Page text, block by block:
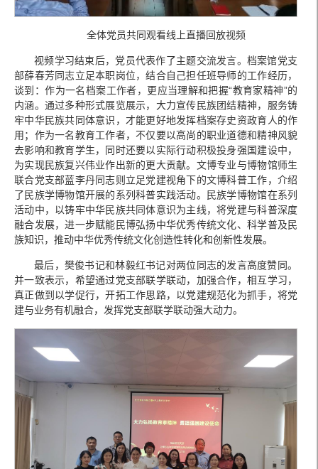
全体党员共同观看线上直播回放视频
视频学习结束后，党员代表作了主题交流发言。档案馆党支
部薛春芳同志立足本职岗位，结合自己担任班导师的工作经历，
谈到：作为一名档案工作者，更应当理解和把握“教育家精神”的
内涵。通过多种形式展览展示，大力宣传民族团结精神，服务铸
牢中华民族共同体意识，才能更好地发挥档案存史资政育人的作
用；作为一名教育工作者，不仅要以高尚的职业道德和精神风貌
去影响和教育学生，同时还要以实际行动积极投身强国建设中，
为实现民族复兴伟业作出新的更大贡献。文博专业与博物馆师生
联合党支部蓝李丹同志则立足党建视角下的文博科普工作，介绍
了民族学博物馆开展的系列科普实践活动。民族学博物馆在系列
活动中，以铸牢中华民族共同体意识为主线，将党建与科普深度
融合发展，进一步赋能民博弘扬中华优秀传统文化、科学普及民
族知识，推动中华优秀传统文化创造性转化和创新性发展。
最后，樊俊书记和林毅红书记对两位同志的发言高度赞同。
并一致表示，希望通过党支部联学联动，加强合作，相互学习，
真正做到以学促行，开拓工作思路，以党建规范化为抓手，将党
建与业务有机融合，发挥党支部联学联动强大动力。